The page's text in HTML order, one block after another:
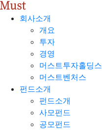
회사소개
개요
투자
경영
머스트투자홀딩스
머스트벤처스
펀드소개
펀드소개
사모펀드
공모펀드